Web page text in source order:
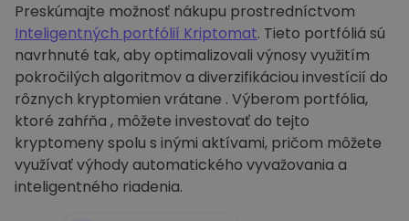
Preskúmajte možnosť nákupu prostredníctvom
Inteligentných portfólií Kriptomat. Tieto portfóliá sú
navrhnuté tak, aby optimalizovali výnosy využitím
pokročilých algoritmov a diverzifikáciou investícií do
rôznych kryptomien vrátane . Výberom portfólia,
ktoré zahŕňa , môžete investovať do tejto
kryptomeny spolu s inými aktívami, pričom môžete
využívať výhody automatického vyvažovania a
inteligentného riadenia.